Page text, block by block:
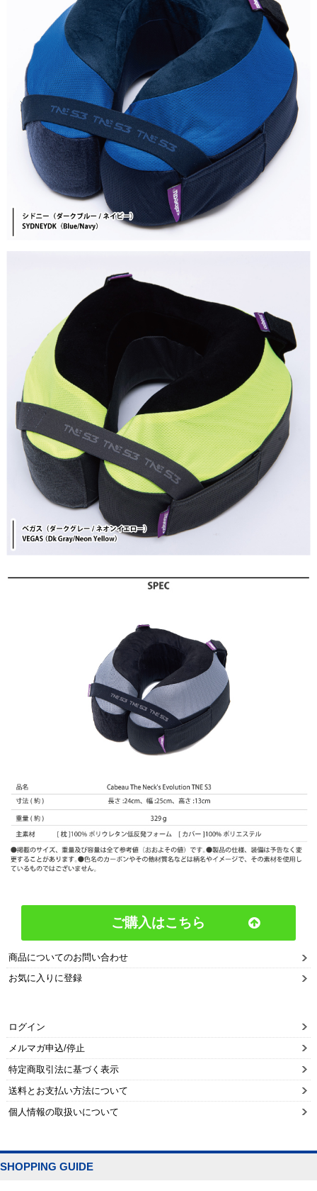
ご購入はこちら
商品についてのお問い合わせ
お気に入りに登録
ログイン
メルマガ申込/停止
特定商取引法に基づく表示
送料とお支払い方法について
個人情報の取扱いについて
SHOPPING GUIDE